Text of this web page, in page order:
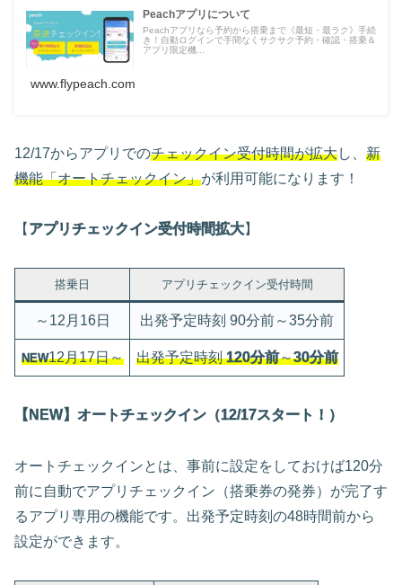
Peachアプリについて
Peachアプリなら予約から搭乗まで《最短・最ラク》手続
き！自動ログインで手間なくサクサク予約・確認・搭乗＆
アプリ限定機...
www.flypeach.com
12/17からアプリでのチェックイン受付時間が拡大し、 新
機能「オートチェックイン」が利用可能になります！
【 アプリチェックイン受付時間拡大】
搭乗日 アプリチェックイン受付時間
～12月16日 出発予定時刻 90分前～35分前
NEW12月17日～ 出発予定時刻120分前～30分前
【NEW】オートチェックイン（12/17スタート！）
オートチェックインとは、事前に設定をしておけば120分
前に自動でアプリチェックイン（搭乗券の発券）が完了す
るアプリ専用の機能です。出発予定時刻の48時間前から
設定ができます。